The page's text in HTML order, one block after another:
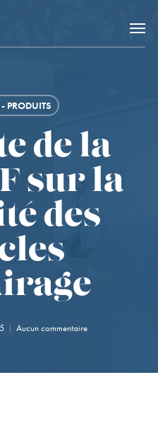
Accès rapide
PRODUITS
de la
sur la
des
Aucun commentaire